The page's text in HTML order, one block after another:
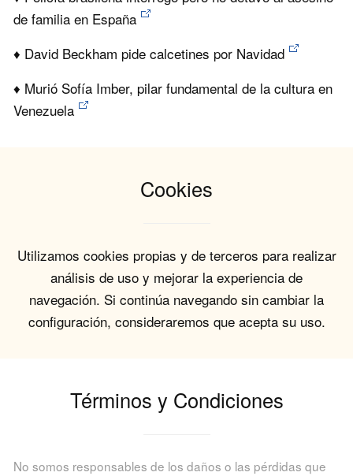
de familia en España
♦ David Beckham pide calcetines por Navidad
♦ Murió Sofía Imber, pilar fundamental de la cultura en
Venezuela
Cookies
Utilizamos cookies propias y de terceros para realizar
análisis de uso y mejorar la experiencia de
navegación. Si continúa navegando sin cambiar la
configuración, consideraremos que acepta su uso.
Términos y Condiciones
No somos responsables de los daños o las pérdidas que